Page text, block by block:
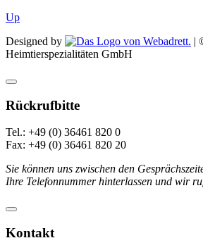
Up
Designed by
|
Heimtierspezialitäten GmbH
Rückrufbitte
Tel.: +49 (0) 36461 820 0
Fax: +49 (0) 36461 820 20
Sie können uns zwischen den
Ihre Telefonnummer hinterlassen und wir
Kontakt